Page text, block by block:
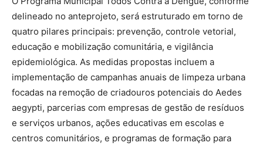
delineado no anteprojeto, será estruturado em torno de
quatro pilares principais: prevenção, controle vetorial,
educação e mobilização comunitária, e vigilância
epidemiológica. As medidas propostas incluem a
implementação de campanhas anuais de limpeza urbana
focadas na remoção de criadouros potenciais do Aedes
aegypti, parcerias com empresas de gestão de resíduos
e serviços urbanos, ações educativas em escolas e
centros comunitários, e programas de formação para